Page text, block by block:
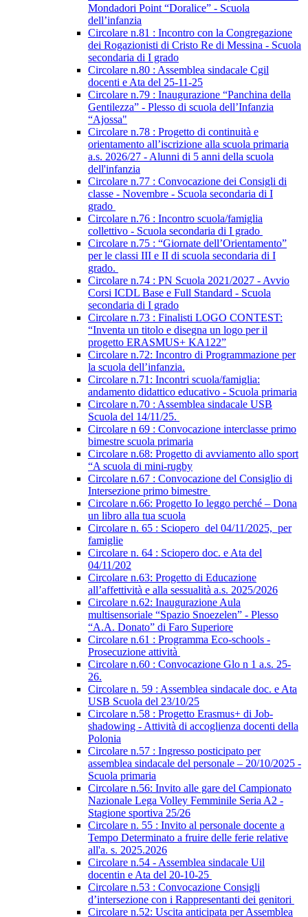
Mondadori Point “Doralice” - Scuola
dell’infanzia
Circolare n.81 : Incontro con la Congregazione
dei Rogazionisti di Cristo Re di Messina - Scuola
secondaria di I grado
Circolare n.80 : Assemblea sindacale Cgil
docenti e Ata del 25-11-25
Circolare n.79 : Inaugurazione “Panchina della
Gentilezza” - Plesso di scuola dell’Infanzia
“Ajossa"
Circolare n.78 : Progetto di continuità e
orientamento all’iscrizione alla scuola primaria
a.s. 2026/27 - Alunni di 5 anni della scuola
dell'infanzia
Circolare n.77 : Convocazione dei Consigli di
classe - Novembre - Scuola secondaria di I
grado
Circolare n.76 : Incontro scuola/famiglia
collettivo - Scuola secondaria di I grado
Circolare n.75 : “Giornate dell’Orientamento”
per le classi III e II di scuola secondaria di I
grado.
Circolare n.74 : PN Scuola 2021/2027 - Avvio
Corsi ICDL Base e Full Standard - Scuola
secondaria di I grado
Circolare n.73 : Finalisti LOGO CONTEST:
“Inventa un titolo e disegna un logo per il
progetto ERASMUS+ KA122”
Circolare n.72: Incontro di Programmazione per
la scuola dell’infanzia.
Circolare n.71: Incontri scuola/famiglia:
andamento didattico educativo - Scuola primaria
Circolare n.70 : Assemblea sindacale USB
Scuola del 14/11/25.
Circolare n 69 : Convocazione interclasse primo
bimestre scuola primaria
Circolare n.68: Progetto di avviamento allo sport
“A scuola di mini-rugby
Circolare n.67 : Convocazione del Consiglio di
Intersezione primo bimestre
Circolare n.66: Progetto Io leggo perché – Dona
un libro alla tua scuola
Circolare n. 65 : Sciopero del 04/11/2025, per
famiglie
Circolare n. 64 : Sciopero doc. e Ata del
04/11/202
Circolare n.63: Progetto di Educazione
all’affettività e alla sessualità a.s. 2025/2026
Circolare n.62: Inaugurazione Aula
multisensoriale “Spazio Snoezelen” - Plesso
“A.A. Donato” di Faro Superiore
Circolare n.61 : Programma Eco-schools -
Prosecuzione attività
Circolare n.60 : Convocazione Glo n 1 a.s. 25-
26.
Circolare n. 59 : Assemblea sindacale doc. e Ata
USB Scuola del 23/10/25
Circolare n.58 : Progetto Erasmus+ di Job-
shadowing - Attività di accoglienza docenti della
Polonia
Circolare n.57 : Ingresso posticipato per
assemblea sindacale del personale – 20/10/2025 -
Scuola primaria
Circolare n.56: Invito alle gare del Campionato
Nazionale Lega Volley Femminile Seria A2 -
Stagione sportiva 25/26
Circolare n. 55 : Invito al personale docente a
Tempo Determinato a fruire delle ferie relative
all'a. s. 2025.2026
Circolare n.54 - Assemblea sindacale Uil
docentin e Ata del 20-10-25
Circolare n.53 : Convocazione Consigli
d’intersezione con i Rappresentanti dei genitori
Circolare n.52: Uscita anticipata per Assemblea